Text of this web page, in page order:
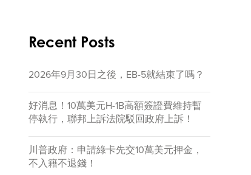
Recent Posts
2026年9月30日之後，EB-5就結束了嗎？
好消息！10萬美元H-1B高額簽證費維持暫
停執行，聯邦上訴法院駁回政府上訴！
川普政府：申請綠卡先交10萬美元押金，
不入籍不退錢！